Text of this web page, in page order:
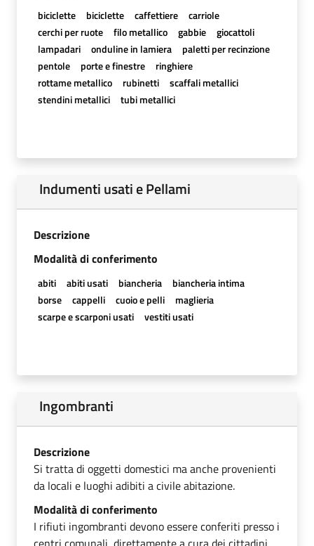
biciclette biciclette caffettiere
carriole
cerchi per ruote
filo metallico gabbie
giocattoli
lampadari
onduline in lamiera
paletti per recinzione
pentole
porte e finestre
ringhiere
rottame metallico
rubinetti
scaffali metallici
stendini metallici
tubi metallici
Indumenti usati e Pellami
Descrizione
Modalità di conferimento
abiti abiti usati biancheria
biancheria intima
borse
cappelli cuoio e pelli
maglieria
scarpe e scarponi usati
vestiti usati
Ingombranti
Descrizione
Si tratta di oggetti domestici ma anche provenienti
da locali e luoghi adibiti a civile abitazione.
Modalità di conferimento
I rifiuti ingombranti devono essere conferiti presso i